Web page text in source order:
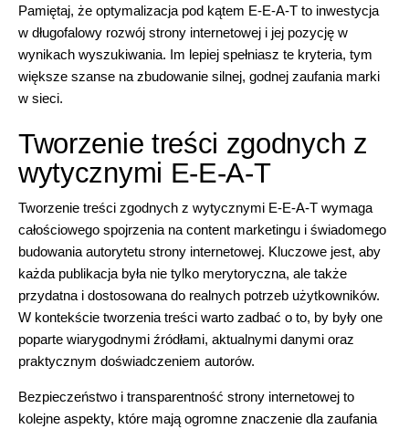
Pamiętaj, że optymalizacja pod kątem E-E-A-T to inwestycja
w długofalowy rozwój strony internetowej i jej pozycję w
wynikach wyszukiwania. Im lepiej spełniasz te kryteria, tym
większe szanse na zbudowanie silnej, godnej zaufania marki
w sieci.
Tworzenie treści zgodnych z
wytycznymi E-E-A-T
Tworzenie treści zgodnych z wytycznymi E-E-A-T wymaga
całościowego spojrzenia na content marketingu i świadomego
budowania autorytetu strony internetowej. Kluczowe jest, aby
każda publikacja była nie tylko merytoryczna, ale także
przydatna i dostosowana do realnych potrzeb użytkowników.
W kontekście tworzenia treści warto zadbać o to, by były one
poparte wiarygodnymi źródłami, aktualnymi danymi oraz
praktycznym doświadczeniem autorów.
Bezpieczeństwo i transparentność strony internetowej to
kolejne aspekty, które mają ogromne znaczenie dla zaufania